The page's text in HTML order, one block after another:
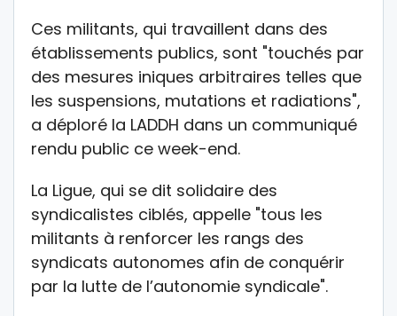
Ces militants, qui travaillent dans des
établissements publics, sont "touchés par
des mesures iniques arbitraires telles que
les suspensions, mutations et radiations",
a déploré la LADDH dans un communiqué
rendu public ce week-end.
La Ligue, qui se dit solidaire des
syndicalistes ciblés, appelle "tous les
militants à renforcer les rangs des
syndicats autonomes afin de conquérir
par la lutte de l’autonomie syndicale".